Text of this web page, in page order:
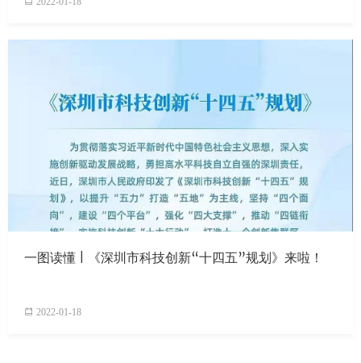
一图读懂 | 《深圳市科技创新“十四五”规划》来啦！
2022-01-18